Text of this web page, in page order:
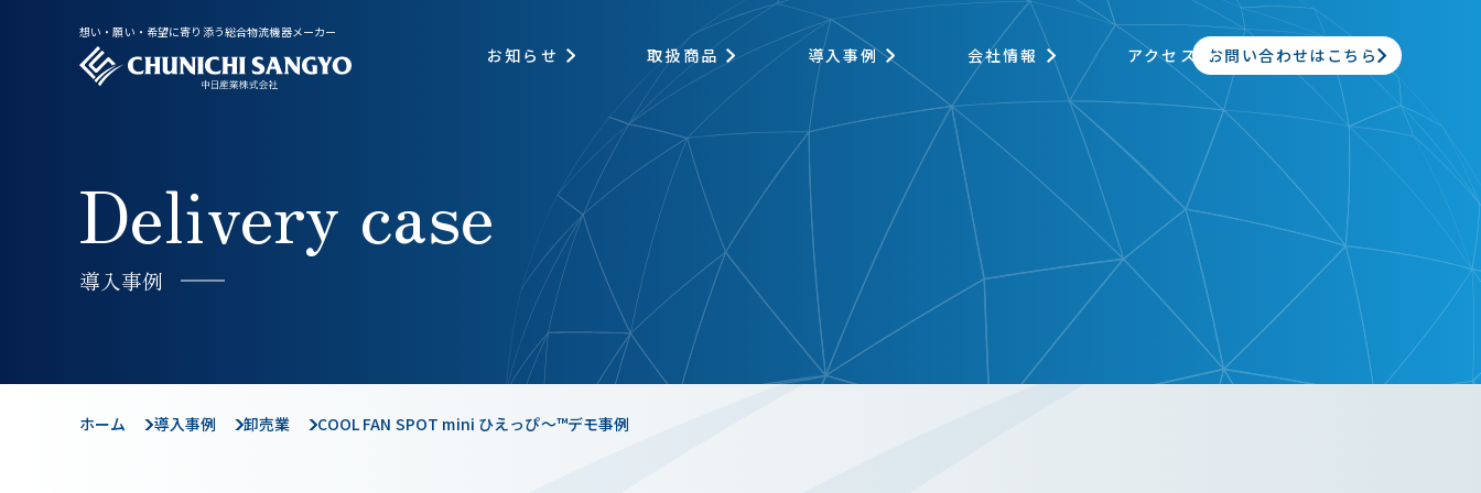
想い・願い・希望に寄り添う総合物流機器メーカー
お知らせ 取扱商品 導入事例 会社情報 アクセス お問い合わせはこちら
Delivery case
導入事例
ホーム 導入事例 卸売業 COOL FAN SPOT mini ひえっぴ～™デモ事例